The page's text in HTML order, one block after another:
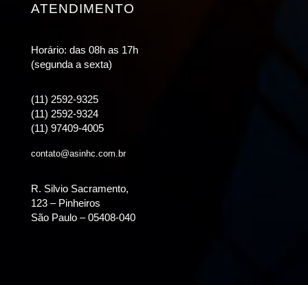
ATENDIMENTO
Horário: das 08h as 17h
(segunda a sexta)
(11) 2592-9325
(11) 2592-9324
(11) 97409-4005
contato@asinhc.com.br
R. Silvio Sacramento,
123 – Pinheiros
São Paulo – 05408-040